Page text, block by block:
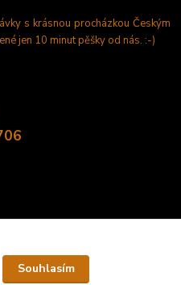
s krásnou procházkou Českým
jen 10 minut pěšky od nás. :-)
Souhlasím